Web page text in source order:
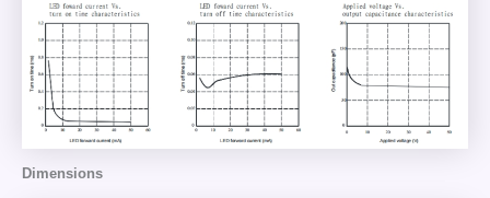
Dimensions